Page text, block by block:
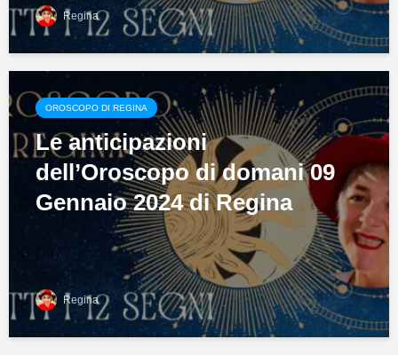
Regina
OROSCOPO DI REGINA
Le anticipazioni
dell’Oroscopo di domani 09
Gennaio 2024 di Regina
Regina